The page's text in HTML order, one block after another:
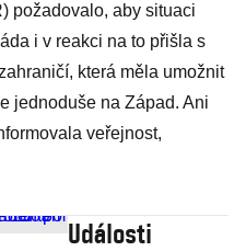
požadovalo, aby situaci
i v reakci na to přišla s
která měla umožnit
jednoduše na Západ. Ani
veřejnost,
Události